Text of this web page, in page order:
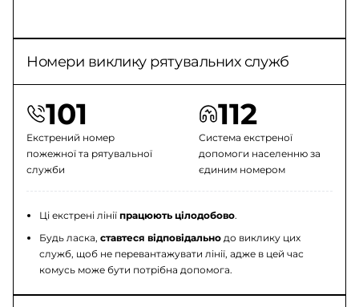
Номери виклику рятувальних служб
101
Екстрений номер
пожежної та рятувальної
служби
112
Система екстреної
допомоги населенню за
єдиним номером
Ці екстрені лініїпрацюють цілодобово.
Будь ласка,ставтеся відповідально до виклику цих
служб, щоб не перевантажувати лінії, адже в цей час
комусь може бути потрібна допомога.